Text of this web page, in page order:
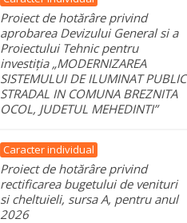
Proiect de hotărâre privind
aprobarea Devizului General si a
Proiectului Tehnic pentru
investiția „MODERNIZAREA
SISTEMULUI DE ILUMINAT PUBLIC
STRADAL IN COMUNA BREZNITA
OCOL, JUDETUL MEHEDINTI”
Caracter individual
Proiect de hotărâre privind
rectificarea bugetului de venituri
si cheltuieli, sursa A, pentru anul
2026